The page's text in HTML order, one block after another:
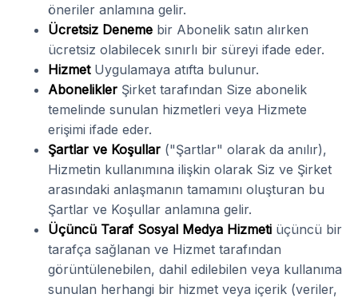
öneriler anlamına gelir.
Ücretsiz Deneme bir Abonelik satın alırken
ücretsiz olabilecek sınırlı bir süreyi ifade eder.
HizmetUygulamaya atıfta bulunur.
Abonelikler Şirket tarafından Size abonelik
temelinde sunulan hizmetleri veya Hizmete
erişimi ifade eder.
Şartlar ve Koşullar ("Şartlar" olarak da anılır),
Hizmetin kullanımına ilişkin olarak Siz ve Şirket
arasındaki anlaşmanın tamamını oluşturan bu
Şartlar ve Koşullar anlamına gelir.
Üçüncü Taraf Sosyal Medya Hizmeti üçüncü bir
tarafça sağlanan ve Hizmet tarafından
görüntülenebilen, dahil edilebilen veya kullanıma
sunulan herhangi bir hizmet veya içerik (veriler,